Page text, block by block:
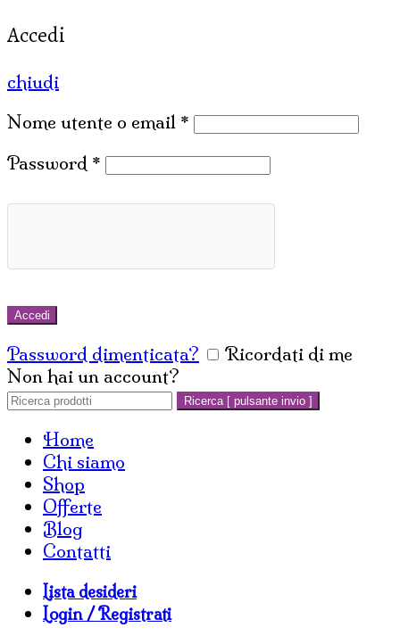
Accedi
chiudi
Nome utente o email *
Password *
Accedi
Password dimenticata?
Ricordati di me
Non hai un account?
Cerca:
Ricerca [ pulsante invio ]
Home
Chi siamo
Shop
Offerte
Blog
Contatti
Lista desideri
Login / Registrati